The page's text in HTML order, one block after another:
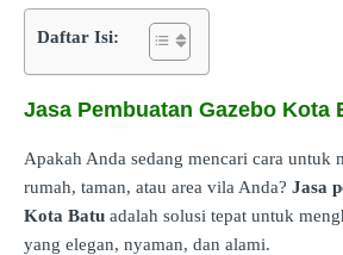
Daftar Isi:
Jasa Pembuatan Gazebo Kota
Apakah Anda sedang mencari cara untuk
rumah, taman, atau area vila Anda? Jasa
Kota Batu adalah solusi tepat untuk
yang elegan, nyaman, dan alami.